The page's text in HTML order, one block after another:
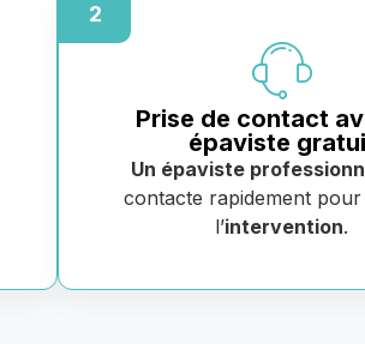
2
Prise de contact
épaviste
Un épaviste
contacte rapidement
l’intervention.